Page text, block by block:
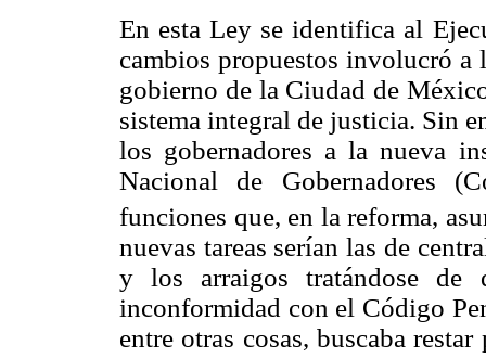
En esta Ley se identifica al
cambios propuestos involucró a
gobierno de la Ciudad de
sistema integral de justicia. Sin
los gobernadores a la nueva
Nacional de Gobernadores
funciones que, en la reforma,
nuevas tareas serían las de
y los arraigos tratándose de
inconformidad con el Código
entre otras cosas, buscaba